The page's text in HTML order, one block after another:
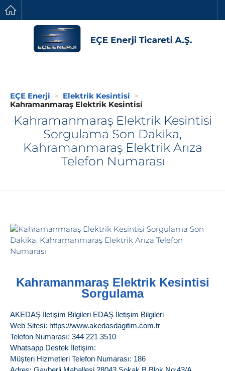
EÇE Enerji
Elektrik Kesintisi
Kahramanmaraş Elektrik Kesintisi
Kahramanmaraş Elektrik Kesintisi
Sorgulama Son Dakika,
Kahramanmaraş Elektrik Arıza
Telefon Numarası
Kahramanmaraş Elektrik Kesintisi
Sorgulama
AKEDAŞ İletişim Bilgileri EDAŞ İletişim Bilgileri
Web Sitesi: https://www.akedasdagitim.com.tr
Telefon Numarası: 344 221 3510
Whatsapp Destek İletişim:
Müşteri Hizmetleri Telefon Numarası: 186